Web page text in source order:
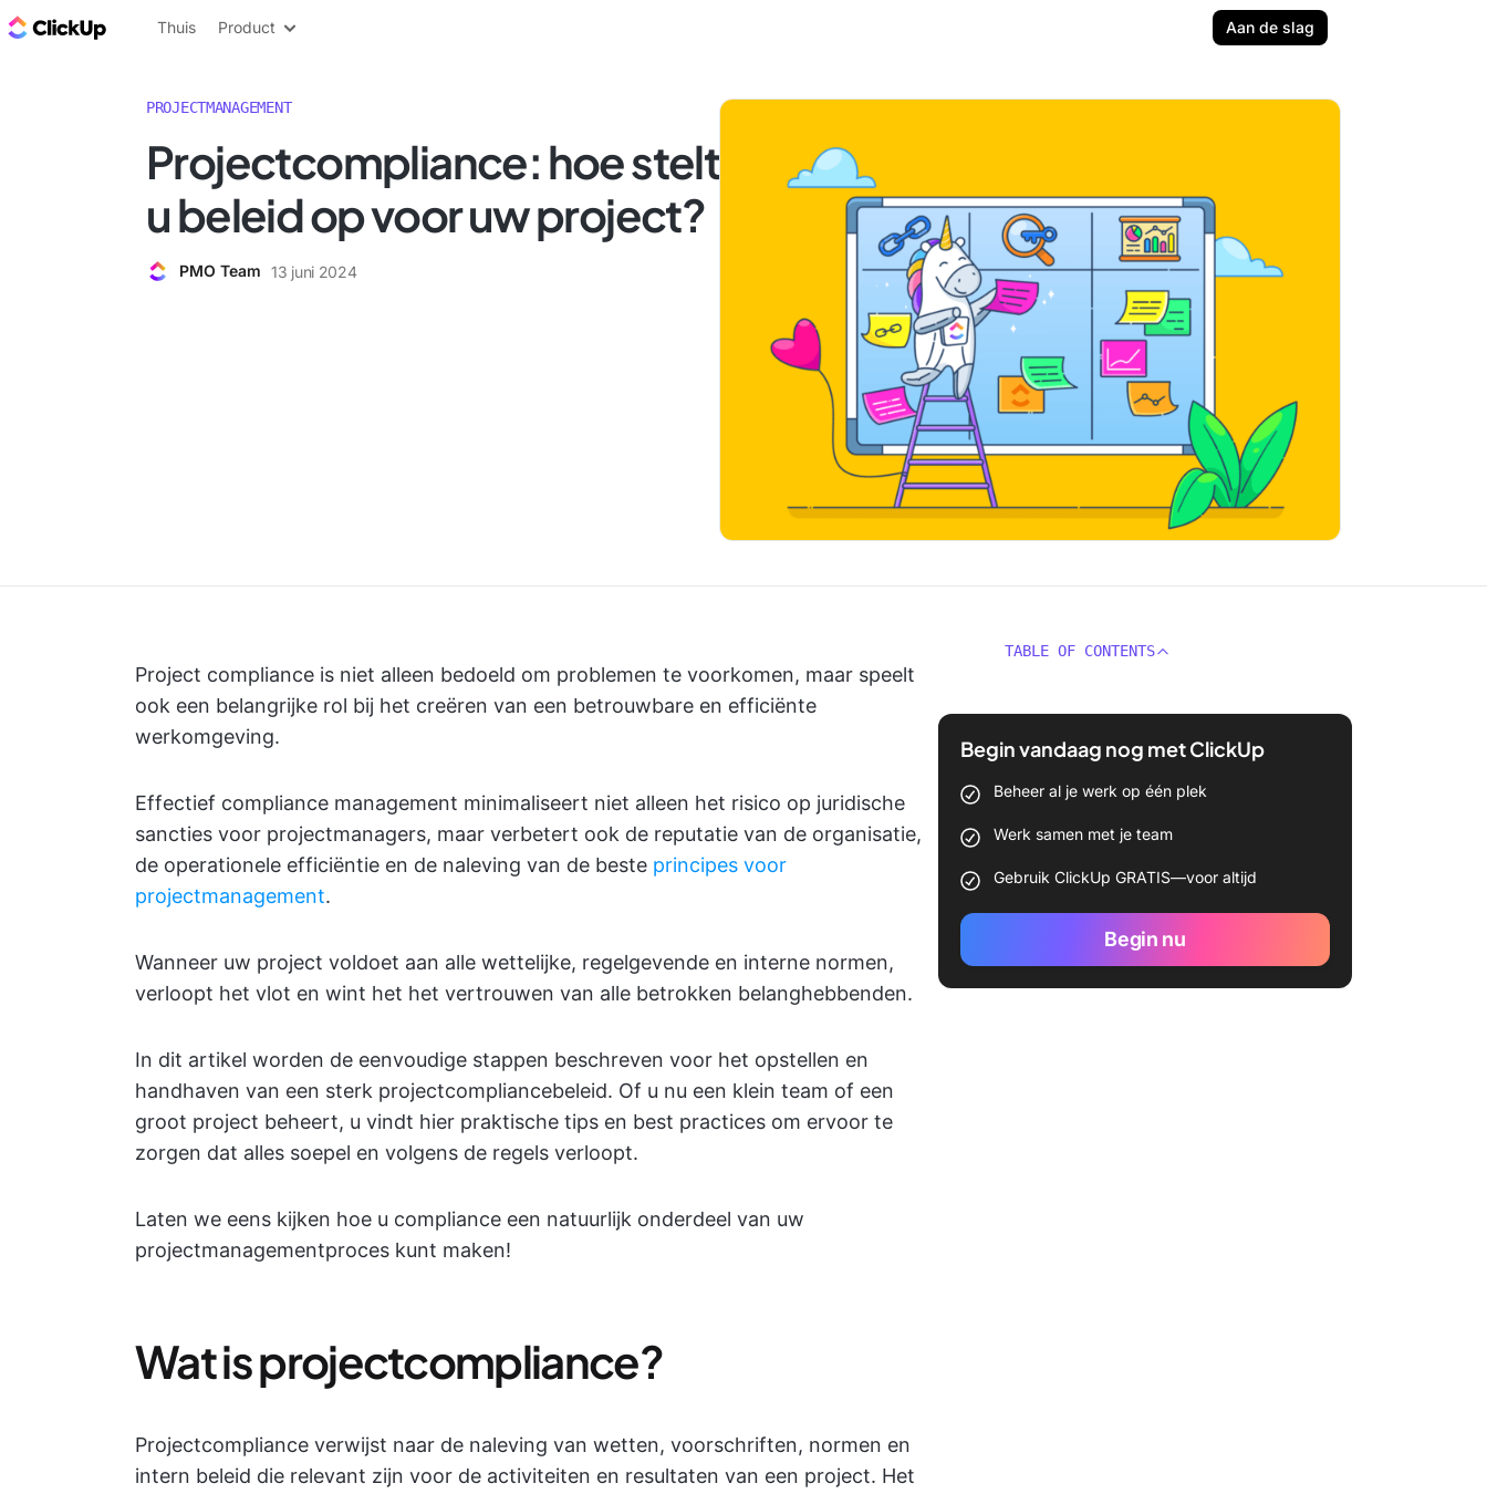
ClickUp Blog
Thuis Product Aan de slag
PROJECTMANAGEMENT
Projectcompliance: hoe stelt
u beleid op voor uw project?
PMO Team 13 juni 2024
Project compliance is niet alleen bedoeld om problemen te voorkomen, maar speelt
ook een belangrijke rol bij het creëren van een betrouwbare en efficiënte
werkomgeving.
Effectief compliance management minimaliseert niet alleen het risico op juridische
sancties voor projectmanagers, maar verbetert ook de reputatie van de organisatie,
de operationele efficiëntie en de naleving van de beste principes voor
projectmanagement.
Wanneer uw project voldoet aan alle wettelijke, regelgevende en interne normen,
verloopt het vlot en wint het het vertrouwen van alle betrokken belanghebbenden.
In dit artikel worden de eenvoudige stappen beschreven voor het opstellen en
handhaven van een sterk projectcompliancebeleid. Of u nu een klein team of een
groot project beheert, u vindt hier praktische tips en best practices om ervoor te
zorgen dat alles soepel en volgens de regels verloopt.
Laten we eens kijken hoe u compliance een natuurlijk onderdeel van uw
projectmanagementproces kunt maken!
Wat is projectcompliance?
Projectcompliance verwijst naar de naleving van wetten, voorschriften, normen en
intern beleid die relevant zijn voor de activiteiten en resultaten van een project. Het
TABLE OF CONTENTS
Begin vandaag nog met ClickUp
Beheer al je werk op één plek
Werk samen met je team
Gebruik ClickUp GRATIS—voor altijd
Begin nu